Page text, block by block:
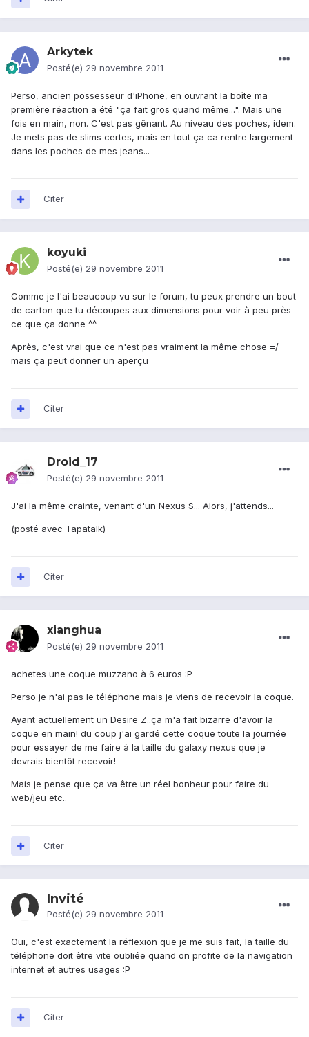
Arkytek
Posté(e) 29 novembre 2011
Perso, ancien possesseur d'iPhone, en ouvrant la boîte ma
première réaction a été "ça fait gros quand même...". Mais une
fois en main, non. C'est pas gênant. Au niveau des poches, idem.
Je mets pas de slims certes, mais en tout ça ca rentre largement
dans les poches de mes jeans...
Citer
koyuki
Posté(e) 29 novembre 2011
Comme je l'ai beaucoup vu sur le forum, tu peux prendre un bout
de carton que tu découpes aux dimensions pour voir à peu près
ce que ça donne ^^
Après, c'est vrai que ce n'est pas vraiment la même chose =/
mais ça peut donner un aperçu
Citer
Droid_17
Posté(e) 29 novembre 2011
J'ai la même crainte, venant d'un Nexus S... Alors, j'attends...
(posté avec Tapatalk)
Citer
xianghua
Posté(e) 29 novembre 2011
achetes une coque muzzano à 6 euros :P
Perso je n'ai pas le téléphone mais je viens de recevoir la coque.
Ayant actuellement un Desire Z..ça m'a fait bizarre d'avoir la
coque en main! du coup j'ai gardé cette coque toute la journée
pour essayer de me faire à la taille du galaxy nexus que je
devrais bientôt recevoir!
Mais je pense que ça va être un réel bonheur pour faire du
web/jeu etc..
Citer
Invité
Posté(e) 29 novembre 2011
Oui, c'est exactement la réflexion que je me suis fait, la taille du
téléphone doit être vite oubliée quand on profite de la navigation
internet et autres usages :P
Citer